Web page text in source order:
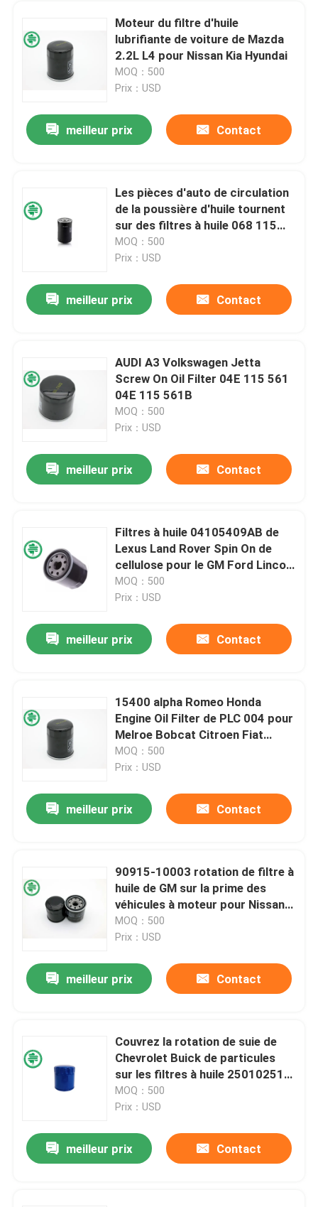
Maison
Vidéos
Visite d'usine
Contrôle de qualité
Contactez-nous
Nouvelles
Filtres à air des véhicules à moteur de cabine
Filtre de carburant pour véhicules à moteur
Filtres à huile de cartouche
Filtres à gazole
Filtres de transmission automatique
Marine Engine Filters
Moteur du filtre d'huile
lubrifiante de voiture de Mazda
2.2L L4 pour Nissan Kia Hyundai
MOQ：500
Prix：USD
meilleur prix Contact
Les pièces d'auto de circulation
de la poussière d'huile tournent
sur des filtres à huile 068 115
561A pour Audi Volkswagen
MOQ：500
Prix：USD
meilleur prix Contact
AUDI A3 Volkswagen Jetta
Screw On Oil Filter 04E 115 561
04E 115 561B
MOQ：500
Prix：USD
meilleur prix Contact
Filtres à huile 04105409AB de
Lexus Land Rover Spin On de
cellulose pour le GM Ford Lincoln
de Chrysler
MOQ：500
Prix：USD
meilleur prix Contact
15400 alpha Romeo Honda
Engine Oil Filter de PLC 004 pour
Melroe Bobcat Citroen Fiat
Honda
MOQ：500
Prix：USD
meilleur prix Contact
90915-10003 rotation de filtre à
huile de GM sur la prime des
véhicules à moteur pour Nissan
Toyota
MOQ：500
Prix：USD
meilleur prix Contact
Couvrez la rotation de suie de
Chevrolet Buick de particules
sur les filtres à huile 25010251
pour des camions de lumière de
GMC
MOQ：500
Prix：USD
meilleur prix Contact